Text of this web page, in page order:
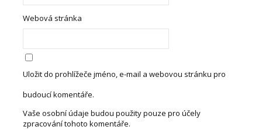
Webová stránka
Uložit do prohlížeče jméno, e-mail a webovou stránku pro
budoucí komentáře.
Vaše osobní údaje budou použity pouze pro účely
zpracování tohoto komentáře.